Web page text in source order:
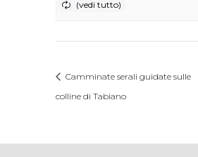
Camminate serali guidate sulle
colline di Tabiano